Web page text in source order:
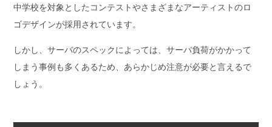
中学校を対象としたコンテストやさまざまなアーティストのロ
ゴデザインが採用されています。
しかし、サーバのスペックによっては、サーバ負荷がかかって
しまう事例も多くあるため、あらかじめ注意が必要と言えるで
しょう。